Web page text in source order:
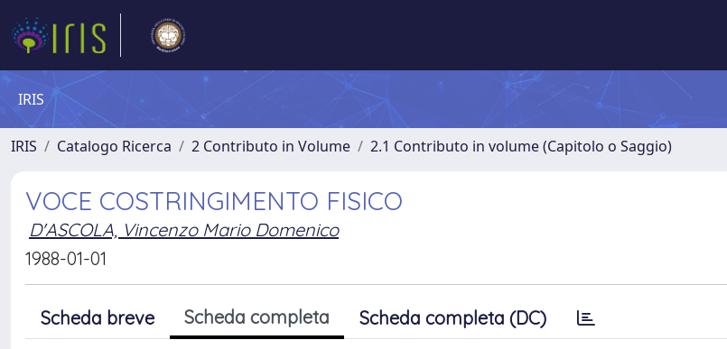
IRIS
IRIS Catalogo Ricerca 2 Contributo in Volume 2.1 Contributo in volume (Capitolo o Saggio)
VOCE COSTRINGIMENTO FISICO
D'ASCOLA, Vincenzo Mario Domenico
1988-01-01
Scheda breve Scheda completa Scheda completa (DC)